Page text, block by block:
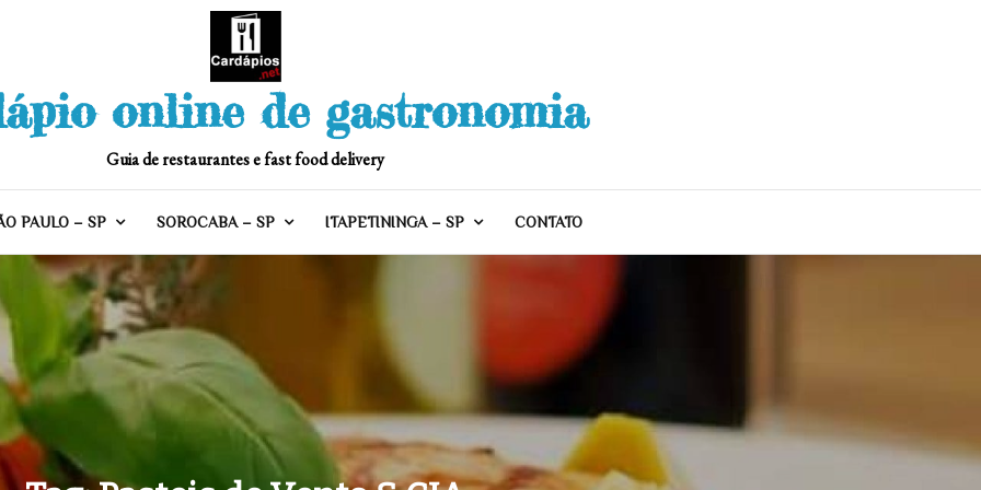
online de gastronomia
Guia de restaurantes e fast food delivery
PAULO – SP SOROCABA – SP ITAPETININGA – SP CONTATO